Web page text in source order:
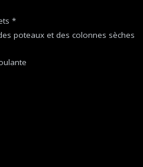
*
poteaux et des colonnes sèches